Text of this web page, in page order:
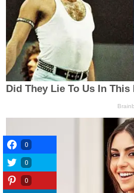
0
0
0